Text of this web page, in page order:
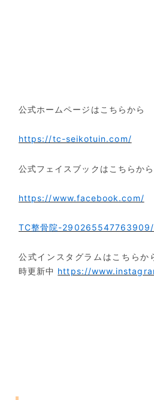
公式ホームページはこちらから
https://tc-seikotuin.com/
公式フェイスブックはこちらから
https://www.facebook.com/
TC整骨院-290265547763909/
公式インスタグラムはこちらか
時更新中 https://